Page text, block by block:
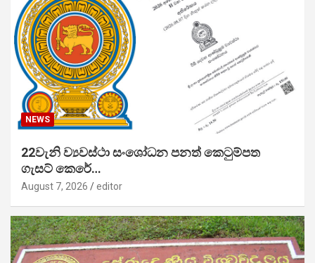
NEWS
22වැනි ව්‍යවස්ථා සංශෝධන පනත් කෙටුම්පත
ගැසට් කෙරේ…
August 7, 2026 editor